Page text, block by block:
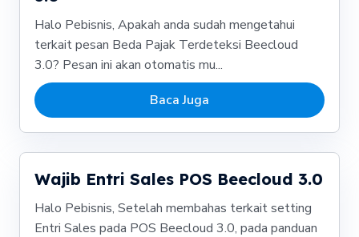
Halo Pebisnis, Apakah anda sudah mengetahui
terkait pesan Beda Pajak Terdeteksi Beecloud
3.0? Pesan ini akan otomatis mu...
Baca Juga
Wajib Entri Sales POS Beecloud 3.0
Halo Pebisnis, Setelah membahas terkait setting
Entri Sales pada POS Beecloud 3.0, pada panduan